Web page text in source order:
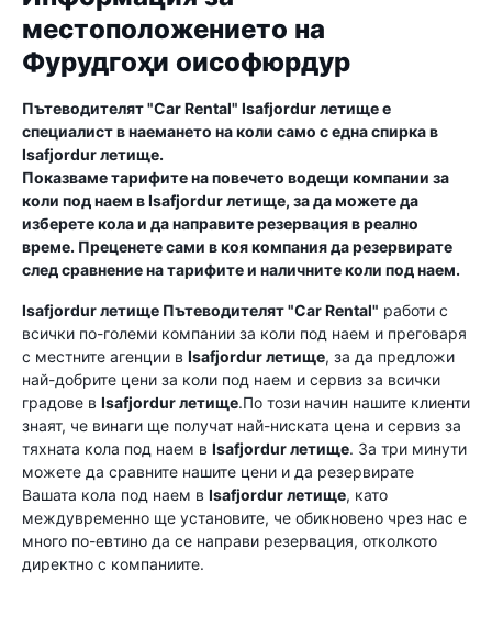
местоположението на
Фурудгоҳи оисофюрдур
Пътеводителят "Car Rental" Isafjordur летищее
специалист в наемането на коли само с една спирка в
Isafjordur летище.
Показваме тарифите на повечето водещи компании за
коли под наем вIsafjordur летище, за да можете да
изберете кола и да направите резервация в реално
време. Преценете сами в коя компания да резервирате
след сравнение на тарифите и наличните коли под наем.
Isafjordur летище Пътеводителят "Car Rental" работи с
всички по-големи компании за коли под наем и преговаря
с местните агенции в Isafjordur летище, за да предложи
най-добрите цени за коли под наем и сервиз за всички
градове в Isafjordur летище.По този начин нашите клиенти
знаят, че винаги ще получат най-ниската цена и сервиз за
тяхната кола под наем в Isafjordur летище. За три минути
можете да сравните нашите цени и да резервирате
Вашата кола под наем в Isafjordur летище, като
междувременно ще установите, че обикновено чрез нас е
много по-евтино да се направи резервация, отколкото
директно с компаниите.